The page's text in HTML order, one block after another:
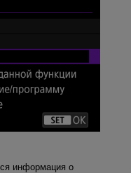
информация о